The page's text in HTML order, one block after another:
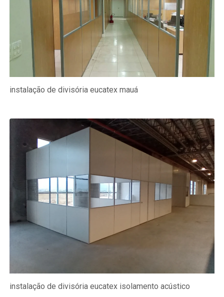
instalação de divisória eucatex mauá
instalação de divisória eucatex isolamento acústico